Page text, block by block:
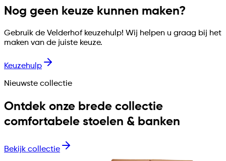
Nog geen keuze kunnen maken?
Gebruik de Velderhof keuzehulp! Wij helpen u graag bij het
maken van de juiste keuze.
Keuzehulp
Nieuwste collectie
Ontdek onze brede collectie
comfortabele stoelen & banken
Bekijk collectie